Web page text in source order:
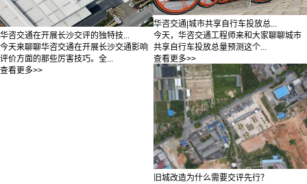
华咨交通在开展长沙交评的独特技...
今天来聊聊华咨交通在开展长沙交通影响
评价方面的那些厉害技巧。全...
查看更多>>
华咨交通|城市共享自行车投放总...
今天，华咨交通工程师来和大家聊聊城市
共享自行车投放总量预测这个...
查看更多>>
旧城改造为什么需要交评先行？